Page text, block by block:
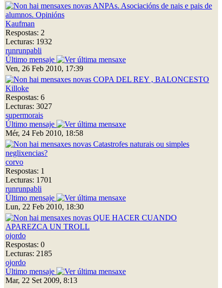
ANPAs. Asociacións de nais e pais de
alumnos. Opinións
Kaufman
Respostas: 2
Lecturas: 1932
runrunpabli
Último mensaje
Ven, 26 Feb 2010, 17:39
COPA DEL REY , BALONCESTO
Killoke
Respostas: 6
Lecturas: 3027
supermorais
Último mensaje
Mér, 24 Feb 2010, 18:58
Catastrofes naturais ou simples
neglixencias?
corvo
Respostas: 1
Lecturas: 1701
runrunpabli
Último mensaje
Lun, 22 Feb 2010, 18:30
QUE HACER CUANDO
APAREZCA UN TROLL
ojordo
Respostas: 0
Lecturas: 2185
ojordo
Último mensaje
Mar, 22 Set 2009, 8:13